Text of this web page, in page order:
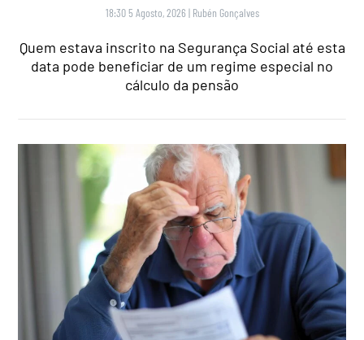
18:30 5 Agosto, 2026 | Rubén Gonçalves
Quem estava inscrito na Segurança Social até esta
data pode beneficiar de um regime especial no
cálculo da pensão